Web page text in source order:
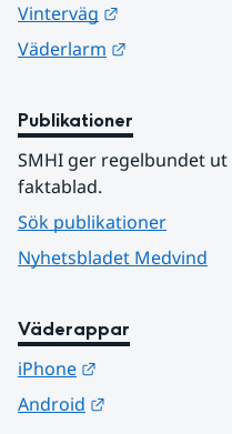
Vinterväg
Väderlarm
Publikationer
SMHI ger regelbundet
faktablad.
Sök publikationer
Nyhetsbladet Medvind
Väderappar
iPhone
Android